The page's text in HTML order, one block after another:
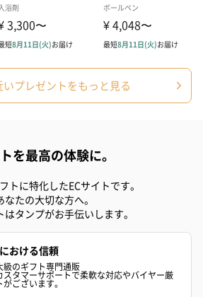
いたします。ギフトへの＋αにおすすめ
麦わらパンダバウム
（バナナ味）（540円）
してお届けします。
プレゼントをもっと見る
を最高の体験に。
トに特化したECサイトです。
なたの大切な方へ。
はタンプがお手伝いします。
おける信頼
級のギフト専門通販
スタマーサポートで柔軟な対応やバイヤー厳
ございます。